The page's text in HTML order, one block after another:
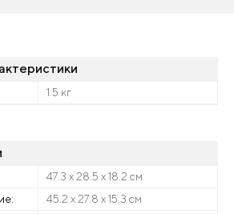
1.5 кг
47.3 х 28.5 х 18.2 см
45.2 х 27.8 х 15.3 см